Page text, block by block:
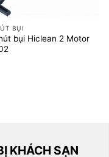
BỤI
bụi Hiclean 2 Motor
KHÁCH SẠN